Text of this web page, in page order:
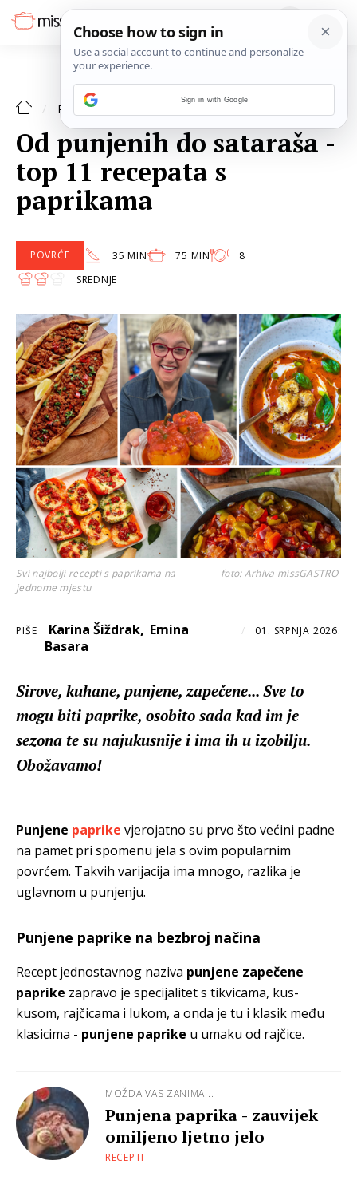
RECEPTI
Od punjenih do sataraša -
top 11 recepata s
paprikama
POVRĆE 35 MIN 75 MIN
8
SREDNJE
Svi najbolji recepti s paprikama na
jednome mjestu
foto: Arhiva missGASTRO
PIŠE Karina Šiždrak, Emina
Basara
/ 01. SRPNJA 2026.
Sirove, kuhane, punjene, zapečene... Sve to
mogu biti paprike, osobito sada kad im je
sezona te su najukusnije i ima ih u izobilju.
Obožavamo!
Punjene paprike vjerojatno su prvo što većini padne
na pamet pri spomenu jela s ovim popularnim
povrćem. Takvih varijacija ima mnogo, razlika je
uglavnom u punjenju.
Punjene paprike na bezbroj načina
Recept jednostavnog naziva punjene zapečene
paprike zapravo je specijalitet s tikvicama, kus-
kusom, rajčicama i lukom, a onda je tu i klasik među
klasicima - punjene paprike u umaku od rajčice.
MOŽDA VAS ZANIMA...
Punjena paprika - zauvijek
omiljeno ljetno jelo
RECEPTI
Sign in with Google